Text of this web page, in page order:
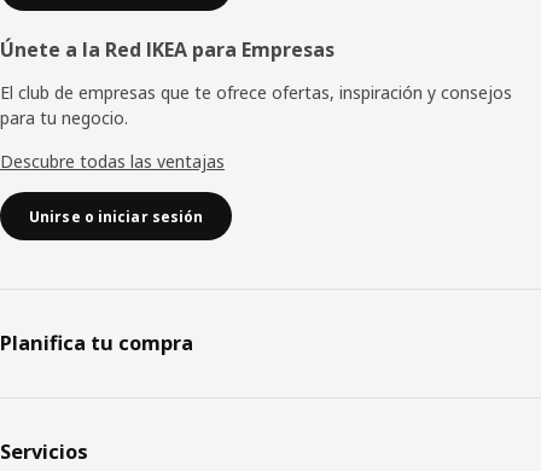
Únete a la Red IKEA para Empresas
El club de empresas que te ofrece ofertas, inspiración y consejos
para tu negocio.
Descubre todas las ventajas
Unirse o iniciar sesión
Planifica tu compra
Servicios